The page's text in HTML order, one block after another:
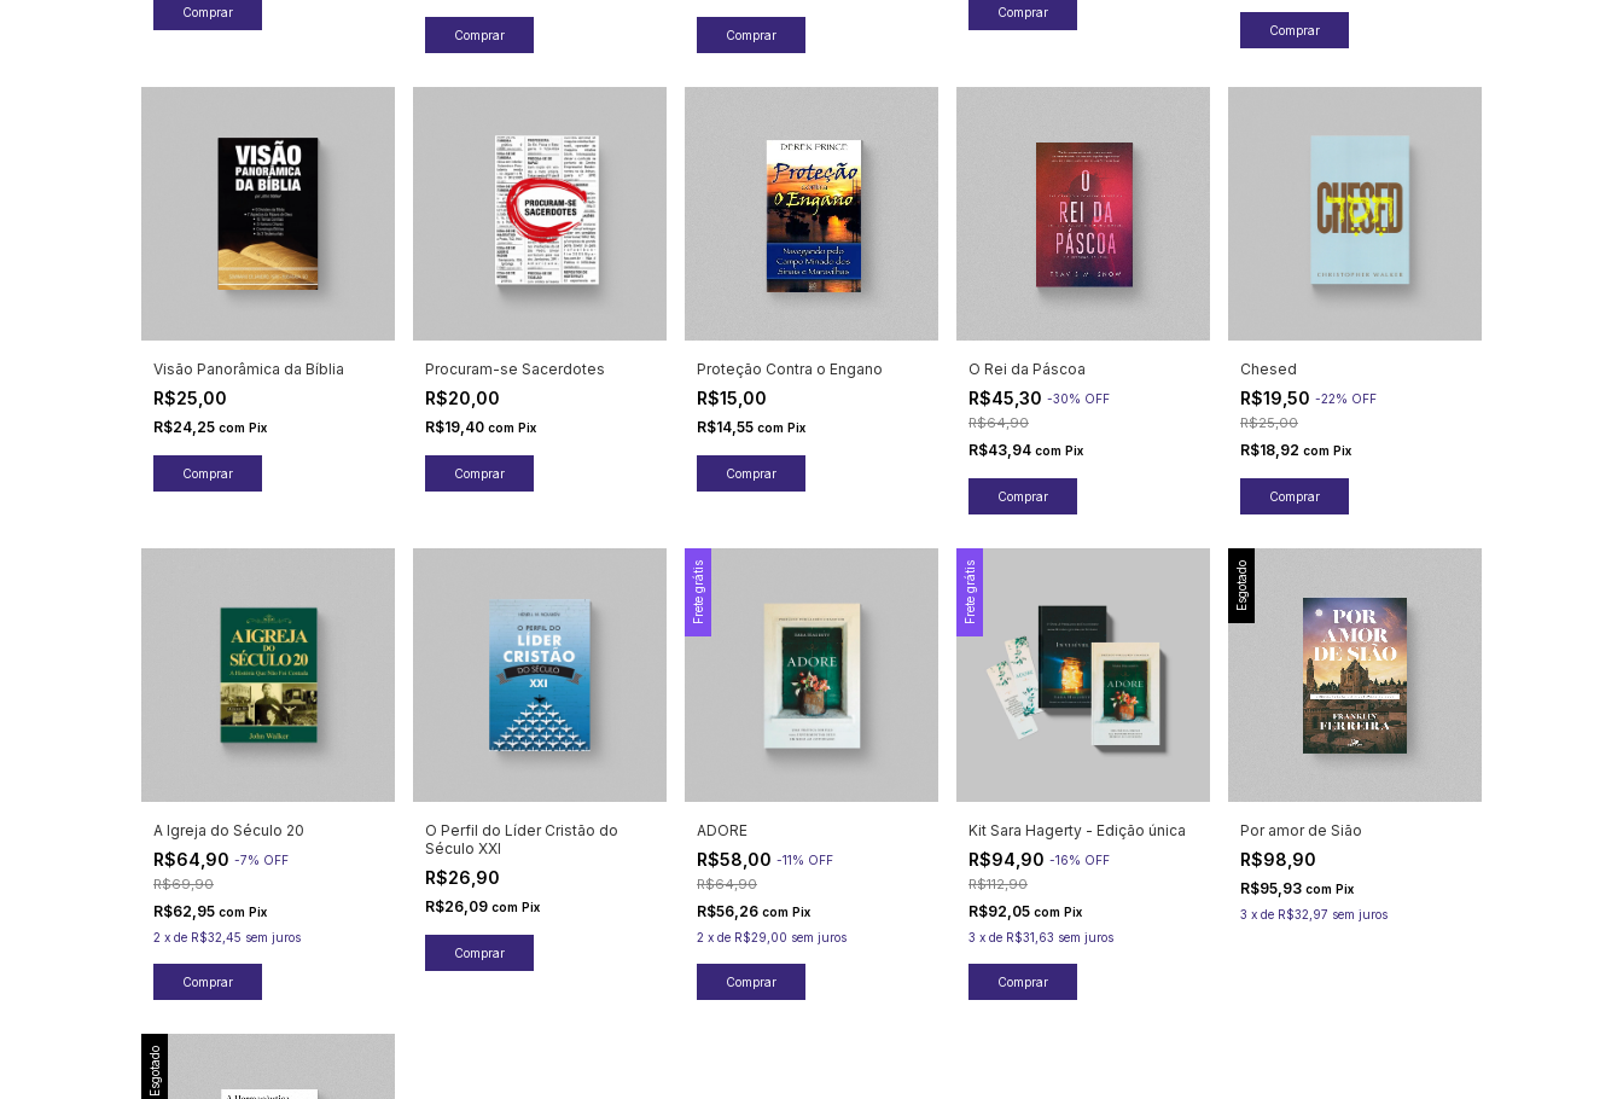
Visão Panorâmica da Bíblia
R$25,00
R$24,25 com Pix
Procuram-se Sacerdotes
R$20,00
R$19,40 com Pix
Proteção Contra o Engano
R$15,00
R$14,55 com Pix
O Rei da Páscoa
R$45,30 -30% OFF
R$64,90
R$43,94 com Pix
Chesed
R$19,50 -22% OFF
R$25,00
R$18,92 com Pix
A Igreja do Século 20
R$64,90 -7% OFF
R$69,90
R$62,95 com Pix
2 x de R$32,45 sem juros
O Perfil do Líder Cristão do
Século XXI
R$26,90
R$26,09 com Pix
Frete grátis
ADORE
R$58,00 -11% OFF
R$64,90
R$56,26 com Pix
2 x de R$29,00 sem juros
Frete grátis
Kit Sara Hagerty - Edição única
R$94,90 -16% OFF
R$112,90
R$92,05 com Pix
3 x de R$31,63 sem juros
Esgotado
Por amor de Sião
R$98,90
R$95,93 com Pix
3 x de R$32,97 sem juros
Esgotado